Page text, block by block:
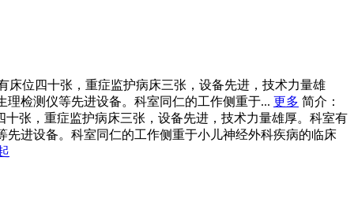
位四十张，重症监护病床三张，设备先进，技术力量雄
理检测仪等先进设备。科室同仁的工作侧重于... 更多 简介：
张，重症监护病床三张，设备先进，技术力量雄厚。科室有
进设备。科室同仁的工作侧重于小儿神经外科疾病的临床